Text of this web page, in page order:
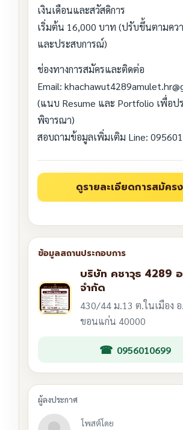
เงินเดือนและสวัสดิการ
เริ่มต้น 16,000 บาท (ปรับขึ้นตามคว
และประสบการณ์)
ช่องทางการสมัครและติดต่อ
Email:
(แนบ Resume และ Portfolio เพื่อป
พิจารณา)
สอบถามข้อมูลเพิ่มเติม Line:
บริษัท คชาวุธ 4289
จำกัด
430/44 ม.13 ต.ในเมือง อ
ขอนแก่น 40000
0956010699
โพสต์โดย